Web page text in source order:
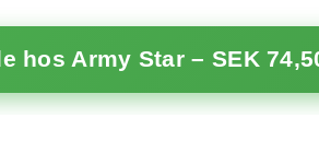
hos Army Star – SEK